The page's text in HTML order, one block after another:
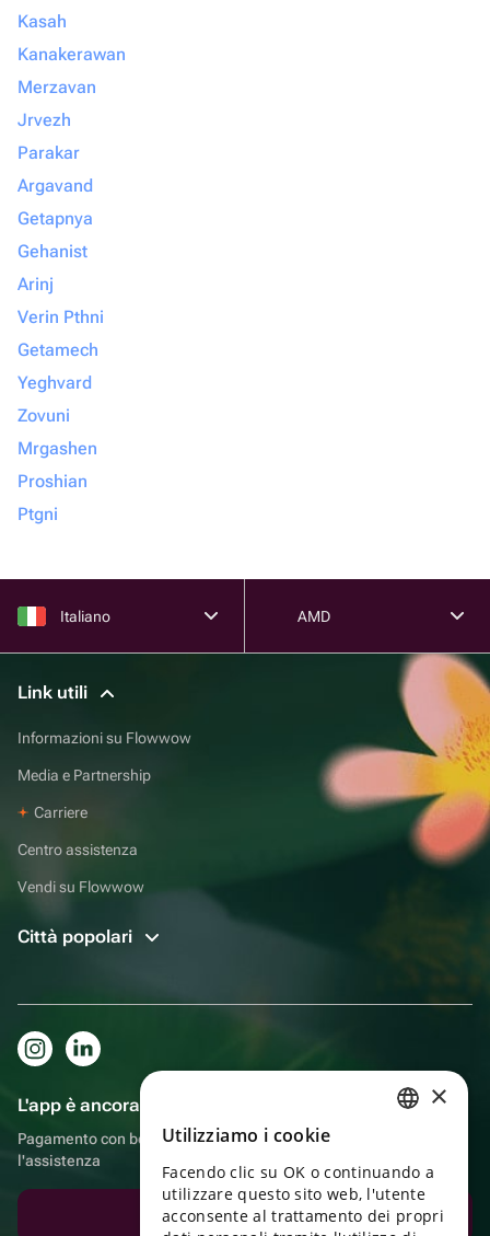
Kasah
Kanakerawan
Merzavan
Jrvezh
Parakar
Argavand
Getapnya
Gehanist
Arinj
Verin Pthni
Getamech
Yeghvard
Zovuni
Mrgashen
Proshian
Ptgni
Italiano AMD
Link utili
Informazioni su Flowwow
Media e Partnership
Carriere
Centro assistenza
Vendi su Flowwow
Città popolari
L'app è ancora più comoda!
Pagamento con bonus, autoconsegna, comoda chat con
l'assistenza
Scarica l'app
ENGLISH
UKRAINIAN
×
Utilizziamo i cookie
Facendo clic su OK o continuando a
utilizzare questo sito web, l'utente
acconsente al trattamento dei propri